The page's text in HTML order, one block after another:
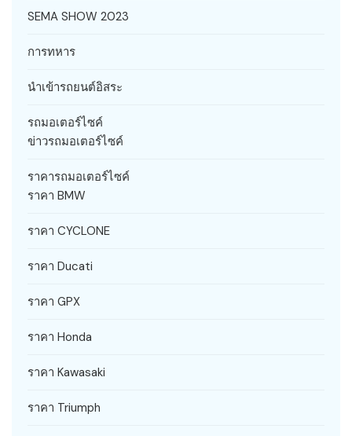
SEMA SHOW 2023
การทหาร
นำเข้ารถยนต์อิสระ
รถมอเตอร์ไซค์
ข่าวรถมอเตอร์ไซค์
ราคารถมอเตอร์ไซค์
ราคา BMW
ราคา CYCLONE
ราคา Ducati
ราคา GPX
ราคา Honda
ราคา Kawasaki
ราคา Triumph